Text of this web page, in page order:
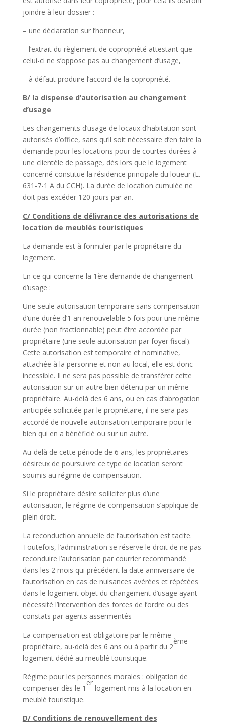
joindre à leur dossier :
– une déclaration sur l’honneur,
– l’extrait du règlement de copropriété attestant que
celui-ci ne s’oppose pas au changement d’usage,
– à défaut produire l’accord de la copropriété.
B/ la dispense d’autorisation au changement
d’usage
Les changements d’usage de locaux d’habitation sont
autorisés d’office, sans qu’il soit nécessaire d’en faire la
demande pour les locations pour de courtes durées à
une clientèle de passage, dès lors que le logement
concerné constitue la résidence principale du loueur (L.
631-7-1 A du CCH). La durée de location cumulée ne
doit pas excéder 120 jours par an.
C/ Conditions de délivrance des autorisations de
location de meublés touristiques
La demande est à formuler par le propriétaire du
logement.
En ce qui concerne la 1ère demande de changement
d’usage :
Une seule autorisation temporaire sans compensation
d’une durée d’1 an renouvelable 5 fois pour une même
durée (non fractionnable) peut être accordée par
propriétaire (une seule autorisation par foyer fiscal).
Cette autorisation est temporaire et nominative,
attachée à la personne et non au local, elle est donc
incessible. Il ne sera pas possible de transférer cette
autorisation sur un autre bien détenu par un même
propriétaire. Au-delà des 6 ans, ou en cas d’abrogation
anticipée sollicitée par le propriétaire, il ne sera pas
accordé de nouvelle autorisation temporaire pour le
bien qui en a bénéficié ou sur un autre.
Au-delà de cette période de 6 ans, les propriétaires
désireux de poursuivre ce type de location seront
soumis au régime de compensation.
Si le propriétaire désire solliciter plus d’une
autorisation, le régime de compensation s’applique de
plein droit.
La reconduction annuelle de l’autorisation est tacite.
Toutefois, l’administration se réserve le droit de ne pas
reconduire l’autorisation par courrier recommandé
dans les 2 mois qui précédent la date anniversaire de
l’autorisation en cas de nuisances avérées et répétées
dans le logement objet du changement d’usage ayant
nécessité l’intervention des forces de l’ordre ou des
constats par agents assermentés
La compensation est obligatoire par le même
propriétaire, au-delà des 6 ans ou à partir du 2
ème
logement dédié au meublé touristique.
Régime pour les personnes morales : obligation de
compenser dès le 1
er
logement mis à la location en
meublé touristique.
D/ Conditions de renouvellement des